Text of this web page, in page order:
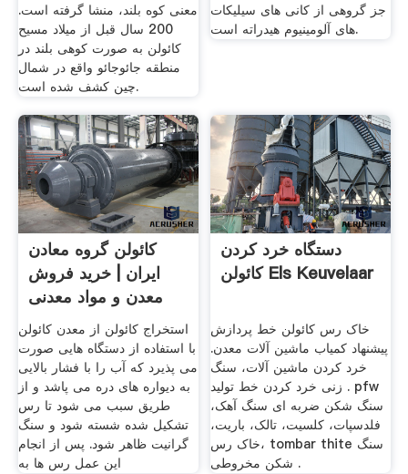
معنی کوه بلند، منشا گرفته است.
200 سال قبل از میلاد مسیح
کائولن به صورت کوهی بلند در
منطقه جائوجائو واقع در شمال
چین کشف شده است.
جز گروهی از کانی های سیلیکات
های آلومینیوم هیدراته است.
کائولن گروه معادن
ایران | خرید فروش
معدن و مواد معدنی
استخراج کائولن از معدن کائولن
با استفاده از دستگاه هایی صورت
می پذیرد که آب را با فشار بالایی
به دیواره های دره می پاشد و از
طریق سبب می شود تا رس
تشکیل شده شسته شود و سنگ
گرانیت ظاهر شود. پس از انجام
این عمل رس ها به
دستگاه خرد کردن
کائولن Els Keuvelaar
خاک رس کائولن خط پردازش
پیشنهاد کمیاب ماشین آلات معدن.
خرد کردن ماشین آلات، سنگ
زنی خرد کردن خط تولید . pfw
سنگ شکن ضربه ای سنگ آهک،
فلدسپات، کلسیت، تالک، باریت،
خاک رس، tombar thite سنگ
شکن مخروطی .